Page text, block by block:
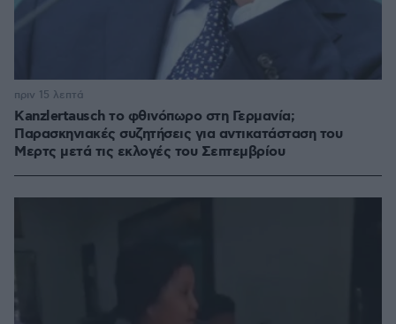
Kanzlertausch το φθινόπωρο στη Γερμανία;
Παρασκηνιακές συζητήσεις για αντικατάσταση του
Μερτς μετά τις εκλογές του Σεπτεμβρίου
πριν 15 λεπτά